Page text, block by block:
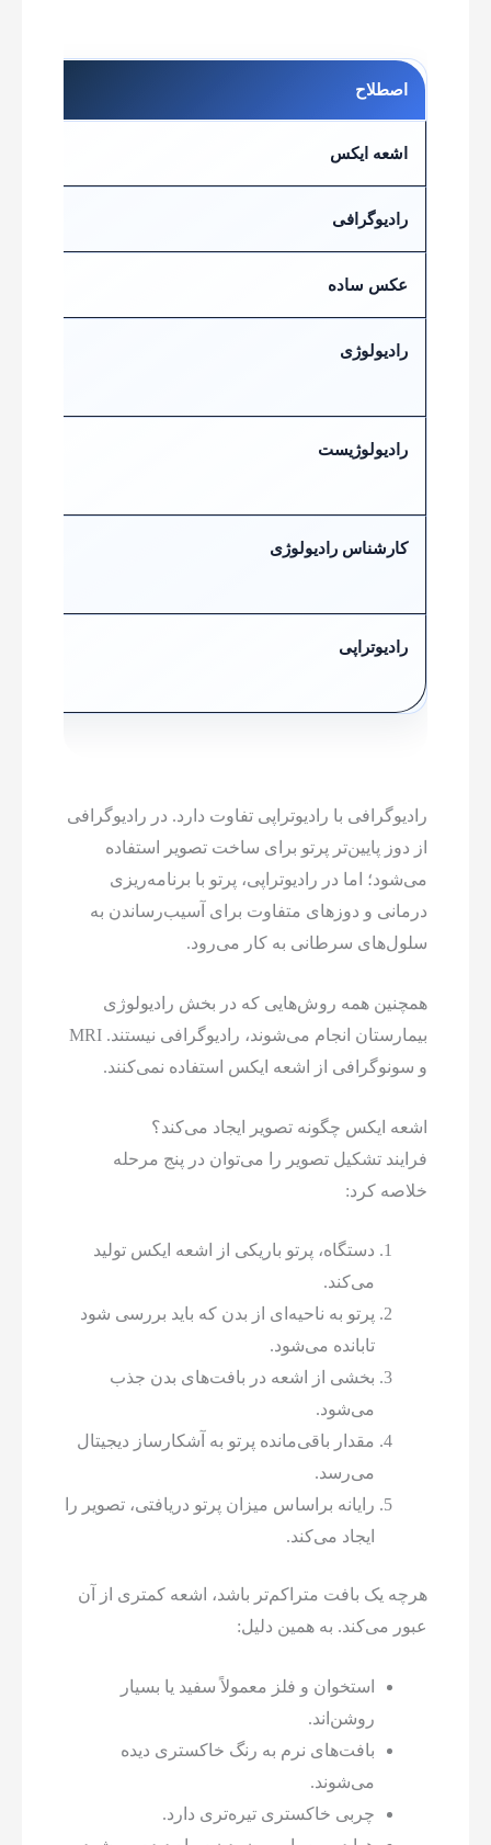
اصطلاح
اشعه ایکس
رادیوگرافی
عکس ساده
رادیولوژی
رادیولوژیست
کارشناس رادیولوژی
رادیوتراپی
رادیوگرافی با رادیوتراپی تفاوت دارد. در رادیوگرافی
از دوز پایین‌تر پرتو برای ساخت تصویر استفاده
می‌شود؛ اما در رادیوتراپی، پرتو با برنامه‌ریزی
درمانی و دوزهای متفاوت برای آسیب‌رساندن به
سلول‌های سرطانی به کار می‌رود.
همچنین همه روش‌هایی که در بخش رادیولوژی
بیمارستان انجام می‌شوند، رادیوگرافی نیستند. MRI
و سونوگرافی از اشعه ایکس استفاده نمی‌کنند.
اشعه ایکس چگونه تصویر ایجاد می‌کند؟
فرایند تشکیل تصویر را می‌توان در پنج مرحله
خلاصه کرد:
دستگاه، پرتو باریکی از اشعه ایکس تولید
می‌کند.
پرتو به ناحیه‌ای از بدن که باید بررسی شود
تابانده می‌شود.
بخشی از اشعه در بافت‌های بدن جذب
می‌شود.
مقدار باقی‌مانده پرتو به آشکارساز دیجیتال
می‌رسد.
رایانه براساس میزان پرتو دریافتی، تصویر را
ایجاد می‌کند.
هرچه یک بافت متراکم‌تر باشد، اشعه کمتری از آن
عبور می‌کند. به همین دلیل:
استخوان و فلز معمولاً سفید یا بسیار
روشن‌اند.
بافت‌های نرم به رنگ خاکستری دیده
می‌شوند.
چربی خاکستری تیره‌تری دارد.